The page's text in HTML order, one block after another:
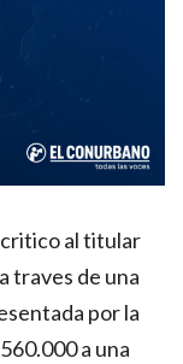
al titular
traves de una
por la
a una